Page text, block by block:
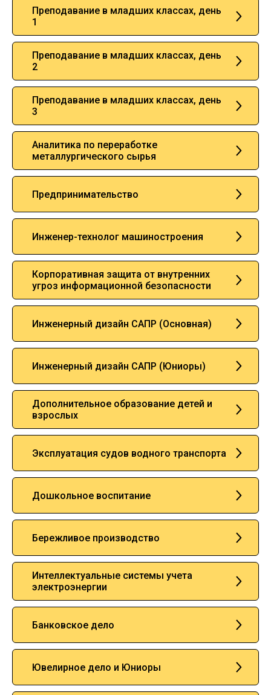
Преподавание в младших классах, день
1
Преподавание в младших классах, день
2
Преподавание в младших классах, день
3
Аналитика по переработке
металлургического сырья
Предпринимательство
Инженер-технолог машиностроения
Корпоративная защита от внутренних
угроз информационной безопасности
Инженерный дизайн САПР (Основная)
Инженерный дизайн САПР (Юниоры)
Дополнительное образование детей и
взрослых
Эксплуатация судов водного транспорта
Дошкольное воспитание
Бережливое производство
Интеллектуальные системы учета
электроэнергии
Банковское дело
Ювелирное дело и Юниоры